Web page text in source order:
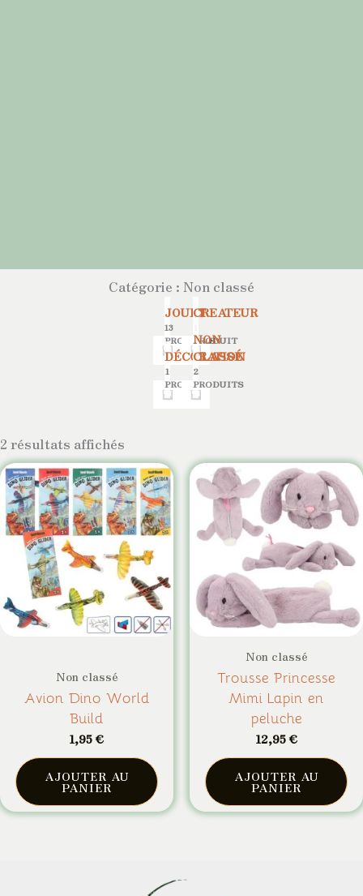
Catégorie : Non classé
JOUET
13
PRODUITS
CREATEUR
PRODUIT
DÉCORATION
1
PRODUIT
NON
CLASSÉ
2
PRODUITS
2 résultats affichés
Non classé
Avion Dino World
Build
1,95€
AJOUTER AU
PANIER
Non classé
Trousse Princesse
Mimi Lapin en
peluche
12,95€
AJOUTER AU
PANIER